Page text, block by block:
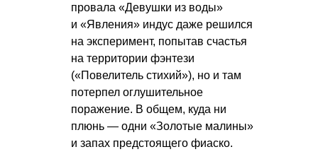
провала «Девушки из воды»
и «Явления» индус даже решился
на эксперимент, попытав счастья
на территории фэнтези
(«Повелитель стихий»), но и там
потерпел оглушительное
поражение. В общем, куда ни
плюнь — одни «Золотые малины»
и запах предстоящего фиаско.